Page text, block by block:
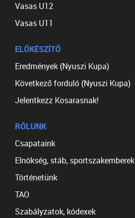
Vasas U12
Vasas U11
ELŐKÉSZÍTŐ
Eredmények (Nyuszi Kupa)
Következő forduló (Nyuszi Kupa)
Jelentkezz Kosarasnak!
RÓLUNK
Csapataink
Elnökség, stáb, sportszakemberek
Történetünk
TAO
Szabályzatok, kódexek